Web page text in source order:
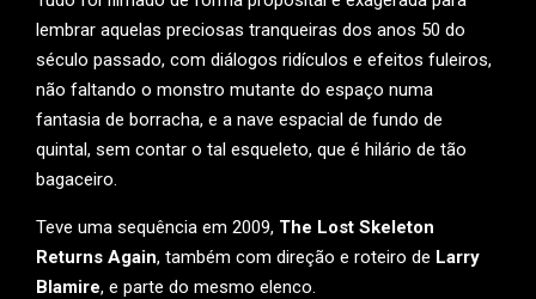
lembrar aquelas preciosas tranqueiras dos anos 50 do
século passado, com diálogos ridículos e efeitos fuleiros,
não faltando o monstro mutante do espaço numa
fantasia de borracha, e a nave espacial de fundo de
quintal, sem contar o tal esqueleto, que é hilário de tão
bagaceiro.
Teve uma sequência em 2009, The Lost Skeleton
Returns Again, também com direção e roteiro de Larry
Blamire, e parte do mesmo elenco.